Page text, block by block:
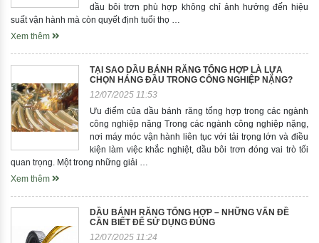
dầu bôi trơn phù hợp không chỉ ảnh hưởng đến hiệu
suất vận hành mà còn quyết định tuổi thọ …
Xem thêm
TẠI SAO DẦU BÁNH RĂNG TỔNG HỢP LÀ LỰA
CHỌN HÁNG ĐẦU TRONG CÔNG NGHIỆP NẶNG?
12/07/2025 11:53
Ưu điểm của dầu bánh răng tổng hợp trong các ngành
công nghiệp nặng Trong các ngành công nghiệp nặng,
nơi máy móc vận hành liên tục với tải trọng lớn và điều
kiện làm việc khắc nghiệt, dầu bôi trơn đóng vai trò tối
quan trọng. Một trong những giải …
Xem thêm
DẦU BÁNH RĂNG TỔNG HỢP – NHỮNG VẤN ĐỀ
CẦN BIẾT ĐỂ SỬ DỤNG ĐÚNG
12/07/2025 11:24